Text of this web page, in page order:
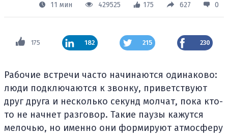
11 мин
429525 175 627 0
175 182 215 230
Рабочие встречи часто начинаются одинаково:
люди подключаются к звонку, приветствуют
друг друга и несколько секунд молчат, пока кто-
то не начнет разговор. Такие паузы кажутся
мелочью, но именно они формируют атмосферу